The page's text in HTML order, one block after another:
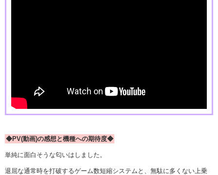
◆PV(動画)の感想と機種への期待度◆
単純に面白そうな匂いはしました。
退屈な通常時を打破するゲーム数短縮システムと、無駄に多くない上乗